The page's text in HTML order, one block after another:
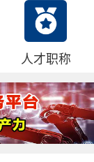
人才职称